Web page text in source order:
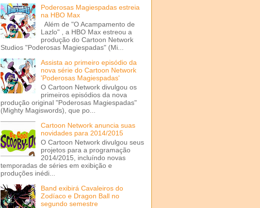
Poderosas Magiespadas estreia
na HBO Max
Além de "O Acampamento de
Lazlo" , a HBO Max estreou a
produção do Cartoon Network
Studios "Poderosas Magiespadas" (Mi...
Assista ao primeiro episódio da
nova série do Cartoon Network
'Poderosas Magiespadas'
O Cartoon Network divulgou os
primeiros episódios da nova
produção original "Poderosas Magiespadas"
(Mighty Magiswords), que po...
Cartoon Network anuncia suas
novidades para 2014/2015
O Cartoon Network divulgou seus
projetos para a programação
2014/2015, incluíndo novas
temporadas de séries em exibição e
produções inédi...
Band exibirá Cavaleiros do
Zodíaco e Dragon Ball no
segundo semestre